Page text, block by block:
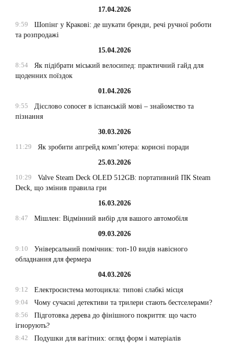
17.04.2026
9:59
Шопінг у Кракові: де шукати бренди, речі ручної роботи
та розпродажі
15.04.2026
8:54
Як підібрати міський велосипед: практичний гайд для
щоденних поїздок
01.04.2026
9:55
Дієслово conocer в іспанській мові – знайомство та
пізнання
30.03.2026
11:29
Як зробити апгрейд комп’ютера: корисні поради
25.03.2026
10:29
Valve Steam Deck OLED 512GB: портативний ПК Steam
Deck, що змінив правила гри
16.03.2026
8:47
Мішлен: Відмінний вибір для вашого автомобіля
09.03.2026
9:10
Універсальний помічник: топ-10 видів навісного
обладнання для фермера
04.03.2026
9:12
Електросистема мотоцикла: типові слабкі місця
9:04
Чому сучасні детективи та трилери стають бестселерами?
8:56
Підготовка дерева до фінішного покриття: що часто
ігнорують?
8:42
Подушки для вагітних: огляд форм і матеріалів